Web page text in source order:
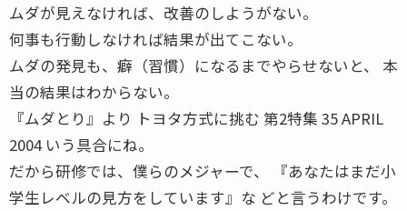
ムダが見えなければ、改善のしようがない。
何事も行動しなければ結果が出てこない。
ムダの発見も、癖（習慣）になるまでやらせないと、 本
当の結果はわからない。
『ムダとり』より トヨタ方式に挑む 第2特集 35 APRIL
2004 いう具合にね。
だから研修では、僕らのメジャーで、 『あなたはまだ小
学生レベルの見方をしています』な どと言うわけです。